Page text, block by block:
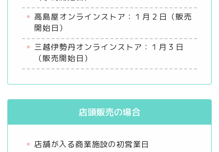
高島屋オンラインストア：１月２日（販売
開始日）
三越伊勢丹オンラインストア：１月３日
（販売開始日）
店頭販売の場合
店舗が入る商業施設の初営業日